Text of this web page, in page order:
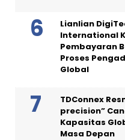
Lianlian
International
Pembayaran
Proses
Global
TDConnex
precision”
Kapasitas
Masa Depan